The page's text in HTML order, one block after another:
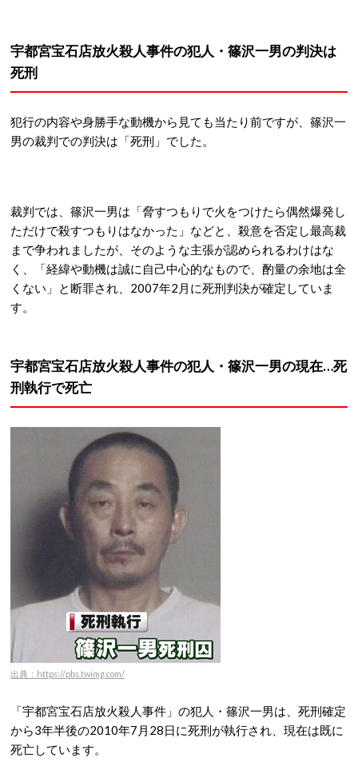
宇都宮宝石店放火殺人事件の犯人・篠沢一男の判決は
死刑
犯行の内容や身勝手な動機から見ても当たり前ですが、篠沢一
男の裁判での判決は「死刑」でした。
裁判では、篠沢一男は「脅すつもりで火をつけたら偶然爆発し
ただけで殺すつもりはなかった」などと、殺意を否定し最高裁
まで争われましたが、そのような主張が認められるわけはな
く、「経緯や動機は誠に自己中心的なもので、酌量の余地は全
くない」と断罪され、2007年2月に死刑判決が確定していま
す。
宇都宮宝石店放火殺人事件の犯人・篠沢一男の現在…死
刑執行で死亡
出典：https://pbs.twimg.com/
「宇都宮宝石店放火殺人事件」の犯人・篠沢一男は、死刑確定
から3年半後の2010年7月28日に死刑が執行され、現在は既に
死亡しています。